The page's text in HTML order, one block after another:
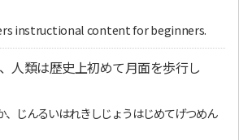
instructional content for beginners.
人類は歴史上初めて月面を歩行し
、じんるいはれきしじょうはじめてげつめん